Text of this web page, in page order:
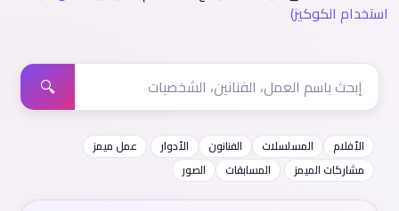
استخدام الكوكيز)
🔍
الأفلام المسلسلات الفنانون الأدوار
عمل ميمز
مشاركات الميمز
المسابقات الصور